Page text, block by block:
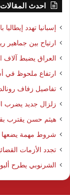
احدث المقالات
إسبانيا تهدد
ارتياح بين جماهير
العراق يضبط آلاف
ارتفاع ملحوظ في
تفاصيل زفاف
زلزال جديد يضرب
هيثم حسن يقترب
شروط مهمة يضعها
تجدد الأزمات
الشرنوبي يطرح